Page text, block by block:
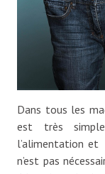
Dans tous les
est très
l’alimentation et
n’est pas